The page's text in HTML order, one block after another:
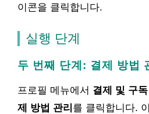
이콘을 클릭합니다.
실행 단계
두 번째 단계: 결제 방법
프로필 메뉴에서 결제 및 구독
제 방법 관리 를 클릭합니다.